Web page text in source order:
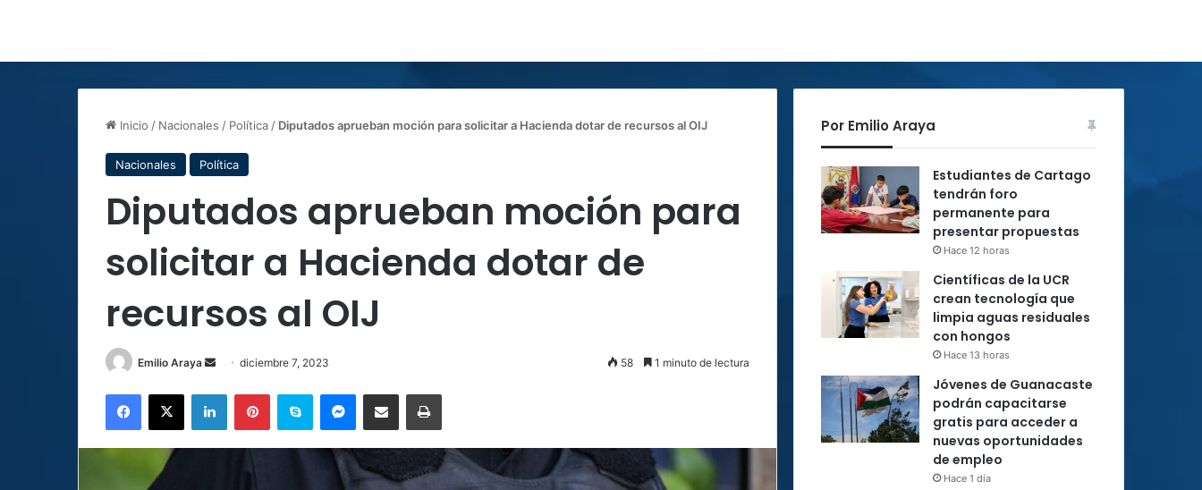
Inicio / Nacionales / Política / Diputados aprueban moción para solicitar a Hacienda dotar de recursos al OIJ
Nacionales Política
Diputados aprueban moción para
solicitar a Hacienda dotar de
recursos al OIJ
Emilio Araya
Senddiciembre 7, 2023 58 1 minuto de lectura
Facebook
X LinkedInPinterestSkype MessengerCompartir por correo electrónicoImprimir
Por Emilio Araya
Estudiantes de Cartago
tendrán foro
permanente para
presentar propuestas
Hace 12 horas
Científicas de la UCR
crean tecnología que
limpia aguas residuales
con hongos
Hace 13 horas
Jóvenes de Guanacaste
podrán capacitarse
gratis para acceder a
nuevas oportunidades
de empleo
Hace 1 día